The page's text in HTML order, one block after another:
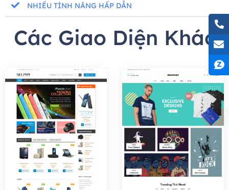
NHIỀU TÍNH NĂNG HẤP DẪN
Các Giao Diện Khác